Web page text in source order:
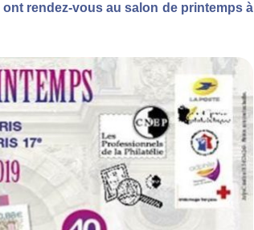
rendez-vous au salon de printemps à